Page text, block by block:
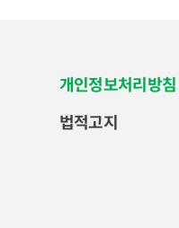
개인정보처리방침
법적고지